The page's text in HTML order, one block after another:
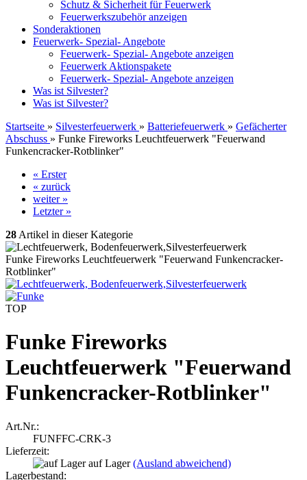
Schutz & Sicherheit für Feuerwerk
Feuerwerkszubehör anzeigen
Sonderaktionen
Feuerwerk- Spezial- Angebote
Feuerwerk- Spezial- Angebote anzeigen
Feuerwerk Aktionspakete
Feuerwerk- Spezial- Angebote anzeigen
Was ist Silvester?
Was ist Silvester?
Startseite » Silvesterfeuerwerk » Batteriefeuerwerk » Gefächerter
Abschuss » Funke Fireworks Leuchtfeuerwerk "Feuerwand
Funkencracker-Rotblinker"
« Erster
« zurück
weiter »
Letzter »
28 Artikel in dieser Kategorie
Funke Fireworks Leuchtfeuerwerk "Feuerwand Funkencracker-
Rotblinker"
TOP
Funke Fireworks
Leuchtfeuerwerk "Feuerwand
Funkencracker-Rotblinker"
Art.Nr.:
FUNFFC-CRK-3
Lieferzeit:
auf Lager(Ausland abweichend)
Lagerbestand: